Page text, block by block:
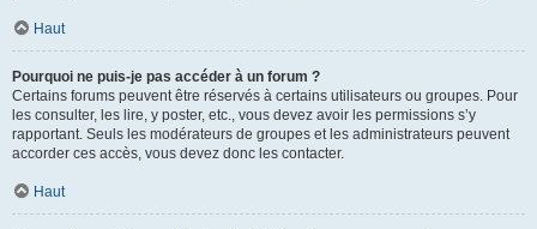
Haut
Pourquoi ne puis-je pas accéder à un forum ?
Certains forums peuvent être réservés à certains utilisateurs ou groupes. Pour
les consulter, les lire, y poster, etc., vous devez avoir les permissions s’y
rapportant. Seuls les modérateurs de groupes et les administrateurs peuvent
accorder ces accès, vous devez donc les contacter.
Haut